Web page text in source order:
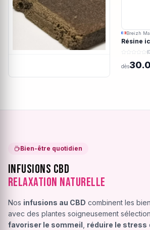
Breizh
Résine
covered
dès
Bien-être quotidien
Infusions CBD
Relaxation Naturelle
Nos infusions au CBD combinent les
avec des plantes soigneusement
favoriser le sommeil réduire le stress